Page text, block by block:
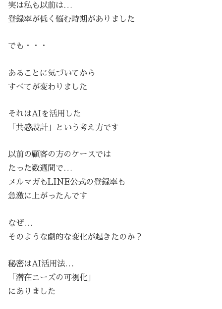
実は私も以前は…
登録率が低く悩む時期がありました
でも・・・
あることに気づいてから
すべてが変わりました
それはAIを活用した
「共感設計」という考え方です
以前の顧客の方のケースでは
たった数週間で…
メルマガもLINE公式の登録率も
急激に上がったんです
なぜ…
そのような劇的な変化が起きたのか？
秘密はAI活用法…
「潜在ニーズの可視化」
にありました